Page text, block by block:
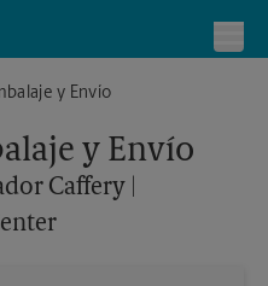
| Crossroads Shopping Center
y Envío
y Envío
Caffery |